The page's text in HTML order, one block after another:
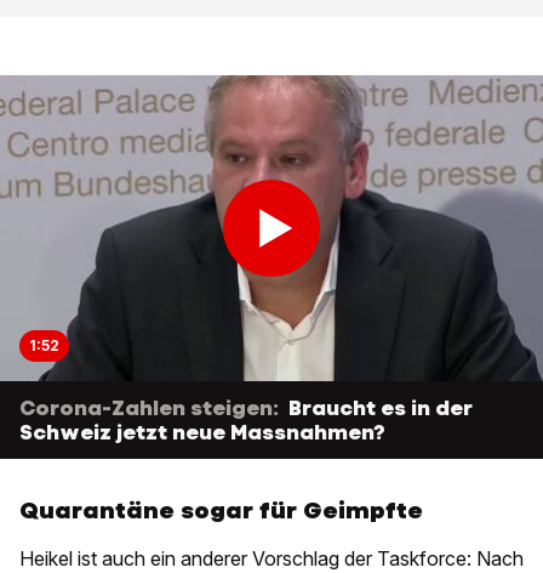
1:52
Corona-Zahlen steigen: Braucht es in der
Schweiz jetzt neue Massnahmen?
Quarantäne sogar für Geimpfte
Heikel ist auch ein anderer Vorschlag der Taskforce: Nach